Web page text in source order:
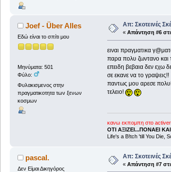
Joef - Über Alles
Εδώ είναι το σπίτι μου
Μηνύματα: 501
Φύλο:
Φυλακισμενος στην
πραγματικοτητα των ξενων
κοσμων
Απ: Σκοτεινές
« Απάντηση #6
ειναι πραγματικα
παρα πολυ ζωντανο και
επειδη βεβαια δεν εχω
σε εκανε να το γραψεις!!
παντως μου αρεσε
τελειο!
κανω εκπομπη στο
ΟΤΙ ΑΞΙΖΕΙ...ΠΟΝΑΕΙ
Life's a B!tch 'till You Die,
pascal.
Δεν Είμαι Δικηγόρος
Απ: Σκοτεινές
« Απάντηση #7